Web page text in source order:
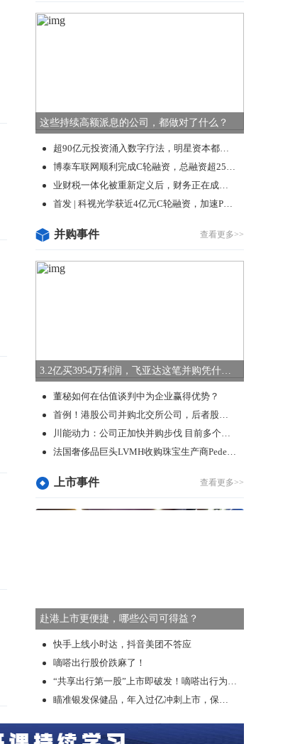
这些持续高额派息的公司，都做对了什么？
超90亿元投资涌入数字疗法，明星资本都在怎么投？
博泰车联网顺利完成C轮融资，总融资超25亿元
业财税一体化被重新定义后，财务正在成为数字化的“超级入口”
首发 | 科视光学获近4亿元C轮融资，加速PCB、光伏及半导体领域光刻项目量产
并购事件 查看更多>>
3.2亿买3954万利润，飞亚达这笔并购凭什么让市场兴奋？
董秘如何在估值谈判中为企业赢得优势？
首例！港股公司并购北交所公司，后者股价大涨39%！
川能动力：公司正加快并购步伐 目前多个项目正在推进中
法国奢侈品巨头LVMH收购珠宝生产商Pedemonte
上市事件 查看更多>>
赴港上市更便捷，哪些公司可得益？
快手上线小时达，抖音美团不答应
嘀嗒出行股价跌麻了！
“共享出行第一股”上市即破发！嘀嗒出行为何不受宠？
瞄准银发保健品，年入过亿冲刺上市，保健品行业还有哪些新故事可讲？